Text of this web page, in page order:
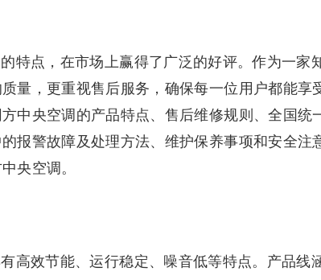
特点，在市场上赢得了广泛的好评。作为一家
量，更重视售后服务，确保每一位用户都能享
中央空调的产品特点、售后维修规则、全国统
报警故障及处理方法、维护保养事项和安全注
央空调。
高效节能、运行稳定、噪音低等特点。产品线